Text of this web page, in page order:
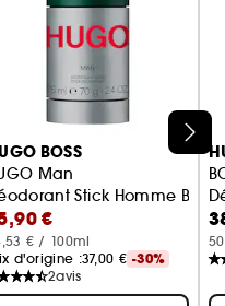
BOSS
Man
Stick Homme Boisé
€
€ / 100ml
d'origine :37,00 € -30%
2avis